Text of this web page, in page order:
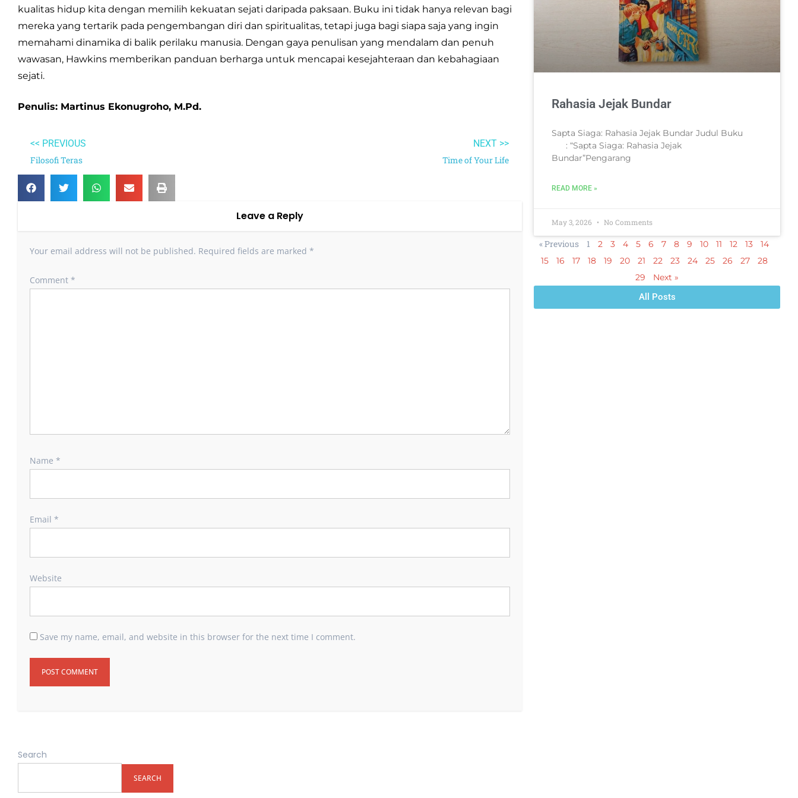
kualitas hidup kita dengan memilih kekuatan sejati daripada paksaan. Buku ini tidak hanya relevan bagi
mereka yang tertarik pada pengembangan diri dan spiritualitas, tetapi juga bagi siapa saja yang ingin
memahami dinamika di balik perilaku manusia. Dengan gaya penulisan yang mendalam dan penuh
wawasan, Hawkins memberikan panduan berharga untuk mencapai kesejahteraan dan kebahagiaan
sejati.
Penulis: Martinus Ekonugroho, M.Pd.
<< PREVIOUS
Filosofi Teras
NEXT >>
Time of Your Life
Leave a Reply
Your email address will not be published. Required fields are marked *
Comment *
Name *
Email *
Website
Save my name, email, and website in this browser for the next time I comment.
Rahasia Jejak Bundar
Sapta Siaga: Rahasia Jejak Bundar Judul Buku
: “Sapta Siaga: Rahasia Jejak
Bundar”Pengarang
READ MORE »
May 3, 2026 No Comments
« Previous 1 2 3 4 5 6 7 8 9 10 11 12 13
14
15
16 17 18 19 20 21 22 23 24 25 26 27
28
29
Next »
All Posts
Search
SEARCH